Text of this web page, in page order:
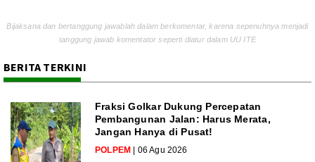
Bijaksana dan bertanggung jawablah dalam berkomentar, karena sepenuhnya menjadi
tanggung jawab komentator seperti diatur dalam UU ITE
BERITA TERKINI
Fraksi Golkar Dukung Percepatan
Pembangunan Jalan: Harus Merata,
Jangan Hanya di Pusat!
POLPEM | 06 Agu 2026